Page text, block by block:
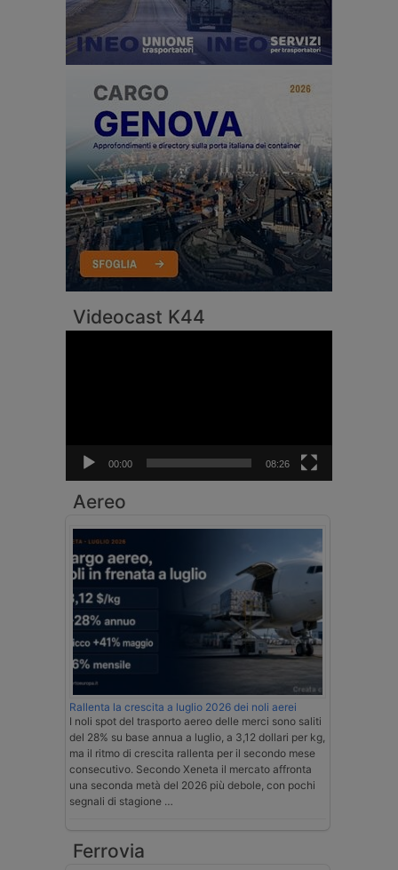
Videocast K44
00:00 08:26
Aereo
Rallenta la crescita a luglio 2026 dei noli aerei
I noli spot del trasporto aereo delle merci sono saliti
del 28% su base annua a luglio, a 3,12 dollari per kg,
ma il ritmo di crescita rallenta per il secondo mese
consecutivo. Secondo Xeneta il mercato affronta
una seconda metà del 2026 più debole, con pochi
segnali di stagione …
Ferrovia